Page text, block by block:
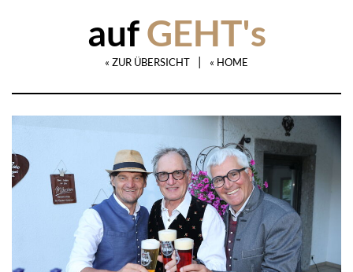
aufGEHT's
« ZUR ÜBERSICHT | « HOME